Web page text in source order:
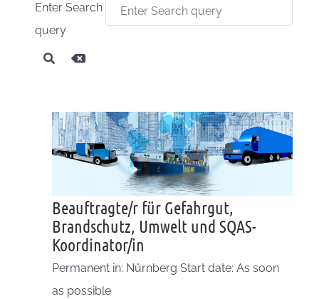
Enter Search
query
Beauftragte/r für Gefahrgut,
Brandschutz, Umwelt und SQAS-
Koordinator/in
Permanent in: Nürnberg Start date: As soon
as possible